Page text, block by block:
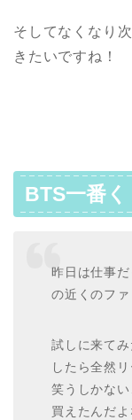
そしてなくなり
きたいですね！
BTS一番
昨日は仕事
の近くのフ
試しに来て
したら全然
笑うしかな
買えたんだ